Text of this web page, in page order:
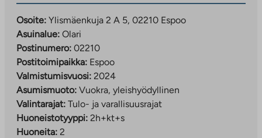
Osoite: Ylismäenkuja 2 A 5, 02210 Espoo
Asuinalue: Olari
Postinumero: 02210
Postitoimipaikka: Espoo
Valmistumisvuosi: 2024
Asumismuoto: Vuokra, yleishyödyllinen
Valintarajat: Tulo- ja varallisuusrajat
Huoneistotyyppi: 2h+kt+s
Huoneita: 2